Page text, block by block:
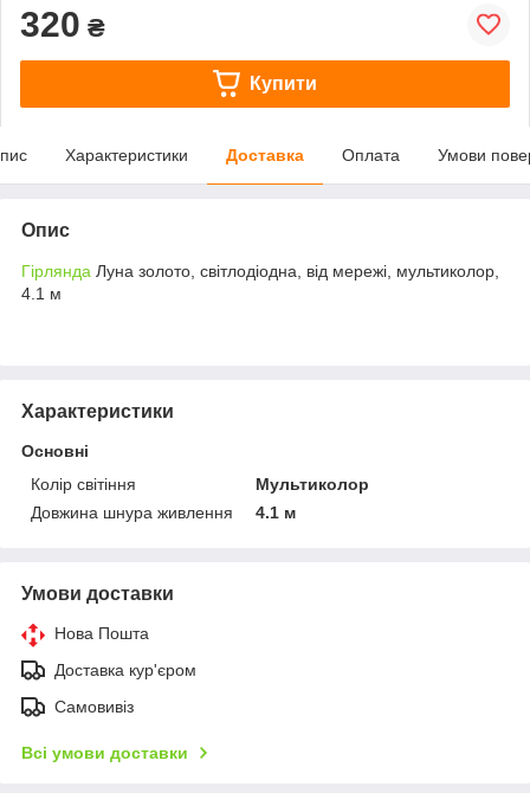
320 ₴
Купити
Характеристики Доставка Оплата Умови
Опис
Гірлянда Луна золото, світлодіодна, від мережі, мультиколор,
4.1 м
Характеристики
Основні
Колір світіння
Мультиколор
Довжина шнура живлення
4.1 м
Умови доставки
Нова Пошта
Доставка кур'єром
Самовивіз
Всі умови доставки